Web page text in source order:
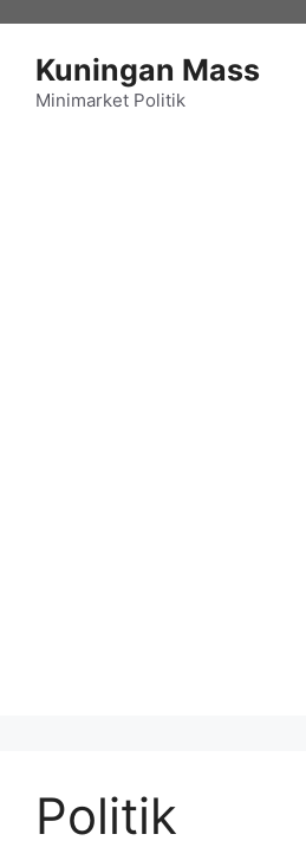
Kuningan Mass
Minimarket Politik
Politik